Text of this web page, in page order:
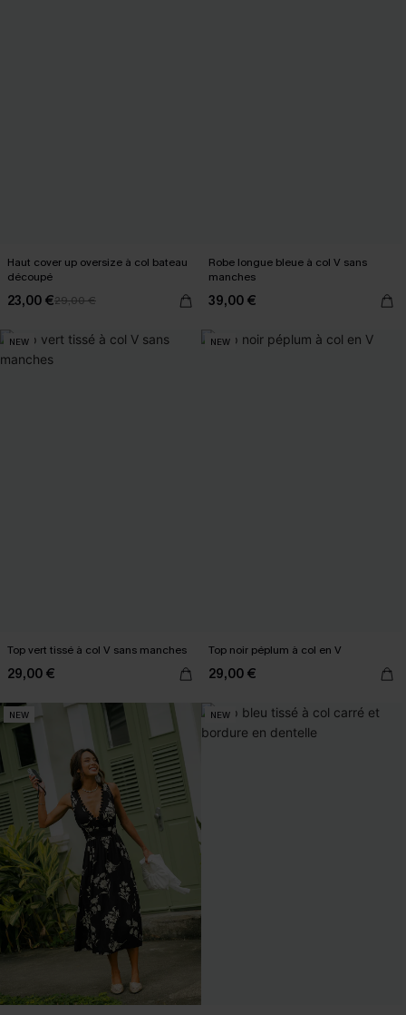
Haut cover up oversize à col bateau
découpé
23,00 €29,00 €
Robe longue bleue à col V sans
manches
39,00 €
NEW
Top vert tissé à col V sans manches
29,00 €
NEW
Top noir péplum à col en V
29,00 €
NEW NEW